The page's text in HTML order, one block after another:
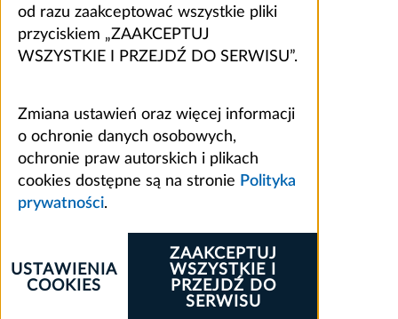
od razu zaakceptować wszystkie pliki
przyciskiem „ZAAKCEPTUJ
WSZYSTKIE I PRZEJDŹ DO SERWISU”.
Zmiana ustawień oraz więcej informacji
o ochronie danych osobowych,
ochronie praw autorskich i plikach
cookies dostępne są na stronie Polityka
prywatności.
ZAAKCEPTUJ
WSZYSTKIE I
PRZEJDŹ DO
SERWISU
USTAWIENIA
COOKIES